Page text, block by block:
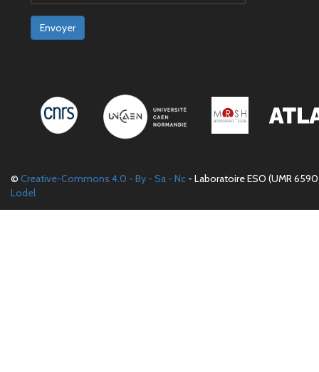
Envoyer
© Creative-Commons 4.0 - By - Sa - Nc - Laboratoire ESO (UMR
Lodel